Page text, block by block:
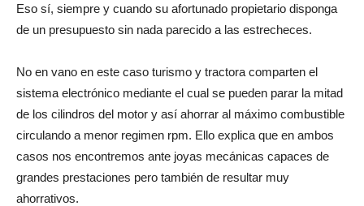
Eso sí, siempre y cuando su afortunado propietario disponga
de un presupuesto sin nada parecido a las estrecheces.
No en vano en este caso turismo y tractora comparten el
sistema electrónico mediante el cual se pueden parar la mitad
de los cilindros del motor y así ahorrar al máximo combustible
circulando a menor regimen rpm. Ello explica que en ambos
casos nos encontremos ante joyas mecánicas capaces de
grandes prestaciones pero también de resultar muy
ahorrativos.